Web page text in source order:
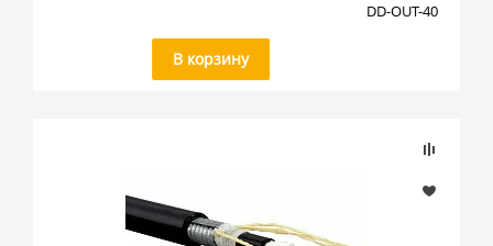
DD-OUT-40
В корзину